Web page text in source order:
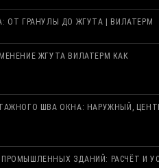
ОТ ГРАНУЛЫ ДО ЖГУТА | ВИЛАТЕРМ
ЖГУТА ВИЛАТЕРМ КАК
ШВА ОКНА: НАРУЖНЫЙ,
ЗДАНИЙ: РАСЧЁТ И